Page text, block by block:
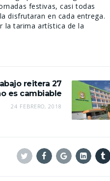
festivas, casi todas
disfrutaran en cada entrega.
la tarima artística de la
reitera 27
es cambiable
24 FEBRERO, 2018